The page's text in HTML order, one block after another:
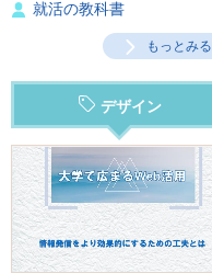
就活の教科書
もっとみる
デザイン